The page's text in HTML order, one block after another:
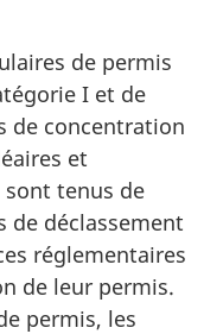
de permis
I et de
de concentration
et
sont tenus de
de déclassement
réglementaires
de leur permis.
permis, les